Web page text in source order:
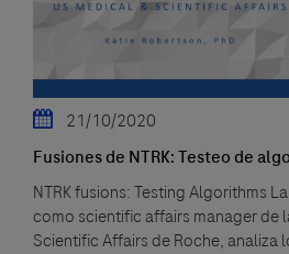
21/10/2020
Fusiones de NTRK: Testeo de
NTRK fusions: Testing Algorithms
como scientific affairs manager de
Scientific Affairs de Roche, analiza